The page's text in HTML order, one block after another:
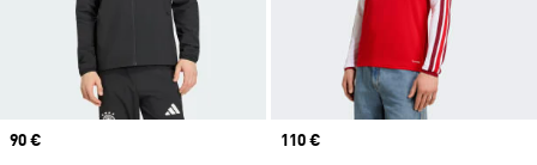
Prix
90 €
Prix
110 €